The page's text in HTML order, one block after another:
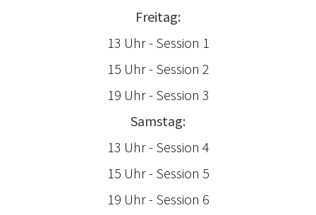
Freitag:
13 Uhr - Session 1
15 Uhr - Session 2
19 Uhr - Session 3
Samstag:
13 Uhr - Session 4
15 Uhr - Session 5
19 Uhr - Session 6